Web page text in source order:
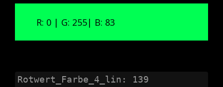
R: 0 | G: 255| B: 83
Rotwert_Farbe_4_lin: 139